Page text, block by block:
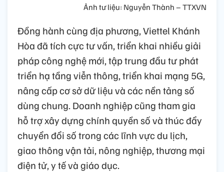
Ảnh tư liệu: Nguyễn Thành – TTXVN
Đồng hành cùng địa phương, Viettel Khánh
Hòa đã tích cực tư vấn, triển khai nhiều giải
pháp công nghệ mới, tập trung đầu tư phát
triển hạ tầng viễn thông, triển khai mạng 5G,
nâng cấp cơ sở dữ liệu và các nền tảng số
dùng chung. Doanh nghiệp cũng tham gia
hỗ trợ xây dựng chính quyền số và thúc đẩy
chuyển đổi số trong các lĩnh vực du lịch,
giao thông vận tải, nông nghiệp, thương mại
điện tử, y tế và giáo dục.